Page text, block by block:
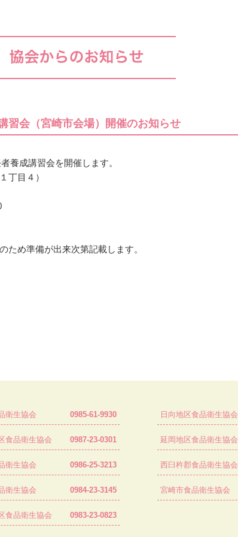
習会（宮崎市会場）開催のお知らせ
養成講習会を開催します。
丁目４）
め準備が出来次第記載します。
衛生協会 0985-61-9930
食品衛生協会 0987-23-0301
衛生協会 0986-25-3213
衛生協会 0984-23-3145
食品衛生協会 0983-23-0823
日向地区食品衛生協会
延岡地区食品衛生協会
西臼杵郡食品衛生協会
宮崎市食品衛生協会